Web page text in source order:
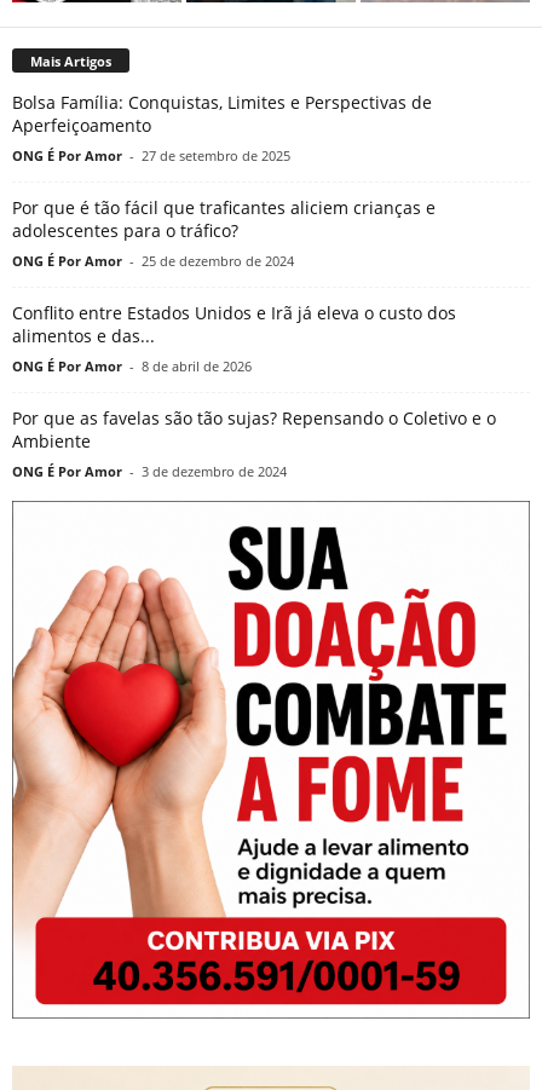
Mais Artigos
Bolsa Família: Conquistas, Limites e Perspectivas de
Aperfeiçoamento
ONG É Por Amor - 27 de setembro de 2025
Por que é tão fácil que traficantes aliciem crianças e
adolescentes para o tráfico?
ONG É Por Amor - 25 de dezembro de 2024
Conflito entre Estados Unidos e Irã já eleva o custo dos
alimentos e das...
ONG É Por Amor - 8 de abril de 2026
Por que as favelas são tão sujas? Repensando o Coletivo e o
Ambiente
ONG É Por Amor - 3 de dezembro de 2024